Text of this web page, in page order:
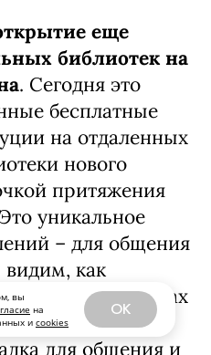
вы
на
и cookies
OK
еще
библиотек на
. Сегодня это
бесплатные
на отдаленных
нового
притяжения
уникальное
– для общения
как
о библиотеках
место», а
для общения и